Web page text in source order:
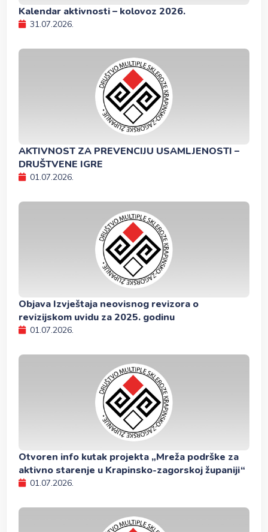
Kalendar aktivnosti – kolovoz 2026.
31.07.2026.
AKTIVNOST ZA PREVENCIJU USAMLJENOSTI –
DRUŠTVENE IGRE
01.07.2026.
Objava Izvještaja neovisnog revizora o
revizijskom uvidu za 2025. godinu
01.07.2026.
Otvoren info kutak projekta „Mreža podrške za
aktivno starenje u Krapinsko-zagorskoj županiji“
01.07.2026.